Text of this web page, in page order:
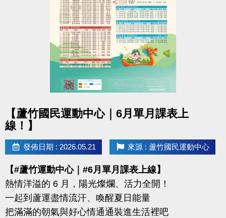
→ 季軍獎金：1,000元
-————————————
五大關卡連續挑戰
箱跳→ 藥球胸推→ SSB蹲舉→ 槓鈴借力推→滑雪機
每站分開計時，完成一個循環才算成功！
120秒內完成指定動作，考驗你的體能與意志力
凡報名參賽即可獲得 #限量T-SHIRT乙件（數量有限，
送完為止）
加碼優惠 :
1.參賽者折扣：參賽者於活動後1週內可享9折購買家
教課程或團體課程（含體驗課程）。
2.運動持續挑戰方案：參賽者若於活動後1週內報名體
適能月會員或者海陸卡，可享9折優惠。
活動優惠不得與其他折扣、優惠、行銷活動合併使用
【蘆竹國民運動中心｜6月單月課表上
線！】
發佈日期 : 2026.05.21 來源 : 蘆竹國民運動中心
【#蘆竹運動中心｜#6月單月課表上線】
熱情洋溢的 6 月，陽光燦爛、活力全開！
一起到蘆運盡情流汗、喚醒夏日能量
把滿滿的朝氣與好心情通通裝進生活裡吧